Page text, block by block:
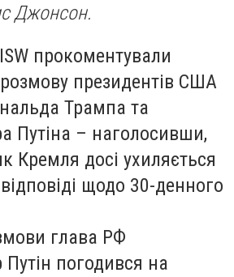
Джонсон.
прокоментували
президентів США
Трампа та
Путіна – наголосивши,
Кремля досі ухиляється
щодо 30-денного
глава РФ
погодився на